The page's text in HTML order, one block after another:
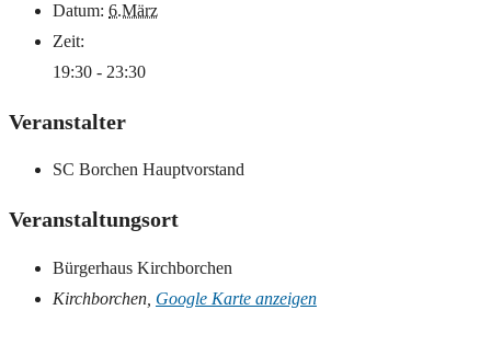
Datum: 6.März
Zeit:
19:30 - 23:30
Veranstalter
SC Borchen Hauptvorstand
Veranstaltungsort
Bürgerhaus Kirchborchen
Kirchborchen Google Karte anzeigen